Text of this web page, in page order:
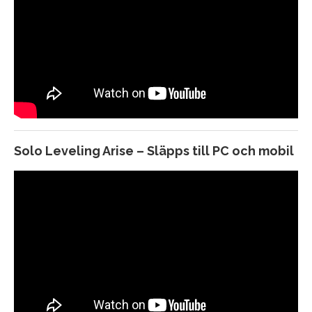
Ico, Shadow of Colossus
The Outer Worlds 2 – Släpps 2025 till Game Pass,
Steel Hunters från Wargaming
Solo Leveling Arise – Släpps till PC och mobil